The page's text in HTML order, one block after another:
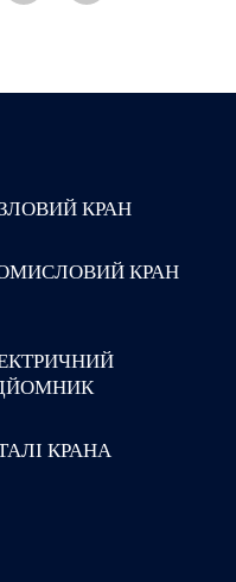
КРАН
КРАН
КРАНА